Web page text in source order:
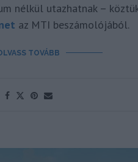
nélkül utazhatnak –
az MTI beszámolójából.
TOVÁBB